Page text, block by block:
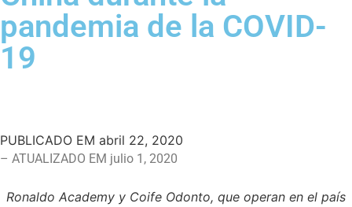
pandemia de la COVID-
19
PUBLICADO EM abril 22, 2020
– ATUALIZADO EM julio 1, 2020
Ronaldo Academy y Coife Odonto, que operan en el país